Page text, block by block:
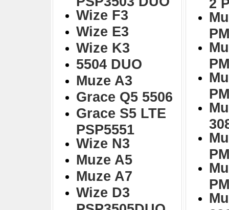
Wize F3
Wize E3
Wize K3
5504 DUO
Muze A3
Grace Q5 5506
Grace S5 LTE
PSP5551
Wize N3
Muze A5
Muze A7
Wize D3